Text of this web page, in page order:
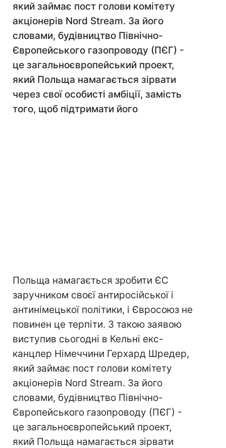
який займає пост голови комітету
акціонерів Nord Stream. За його
словами, будівництво Північно-
Європейського газопроводу (ПЄГ) -
це загальноєвропейський проект,
який Польща намагається зірвати
через свої особисті амбіції, замість
того, щоб підтримати його
Польща намагається зробити ЄС
заручником своєї антиросійської і
антинімецької політики, і Євросоюз не
повинен це терпіти. З такою заявою
виступив сьогодні в Кельні екс-
канцлер Німеччини Герхард Шредер,
який займає пост голови комітету
акціонерів Nord Stream. За його
словами, будівництво Північно-
Європейського газопроводу (ПЄГ) -
це загальноєвропейський проект,
який Польща намагається зірвати